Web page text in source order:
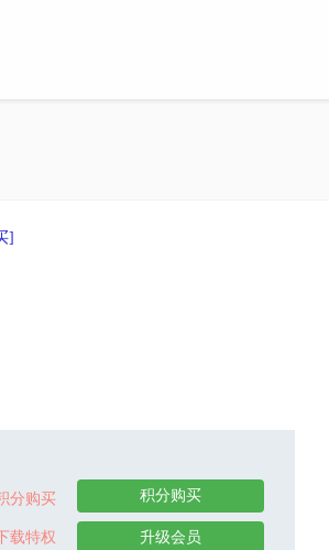
]
分购买
载特权
积分购买
升级会员